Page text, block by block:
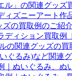
ル」の関連グッ
ィズニーアート
ズの買取例のご紹
ディション買取
の関連グッズの
ぐるみ)など関連
｜ぬいぐるみ、